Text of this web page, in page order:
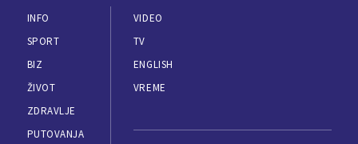
INFO
SPORT
BIZ
ŽIVOT
ZDRAVLJE
PUTOVANJA
VIDEO
TV
ENGLISH
VREME